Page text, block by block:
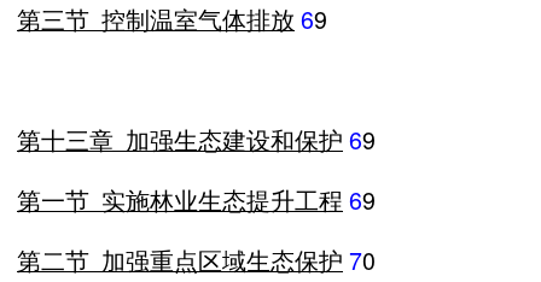
第三节 控制温室气体排放 69
第十三章 加强生态建设和保护 69
第一节 实施林业生态提升工程 69
第二节 加强重点区域生态保护 70